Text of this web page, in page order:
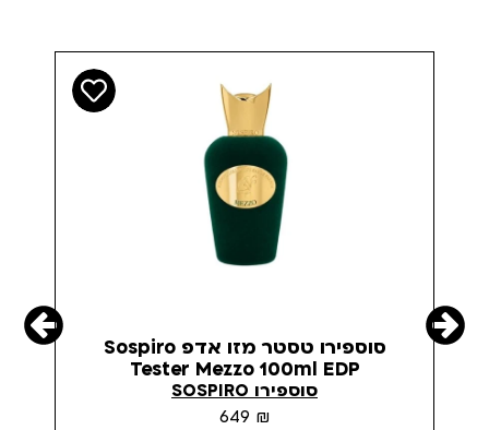
סוספירו טסטר מזו אדפ Sospiro
Tester Mezzo 100ml EDP
סוספירו SOSPIRO
649